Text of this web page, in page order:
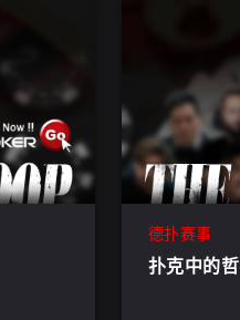
德扑赛事
扑克中的